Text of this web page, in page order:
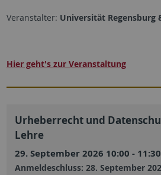
Veranstalter: Universität Regensburg
Hier geht's zur Veranstaltung
Urheberrecht und
Lehre
29. September 2026 10:00 -
Anmeldeschluss: 28. September